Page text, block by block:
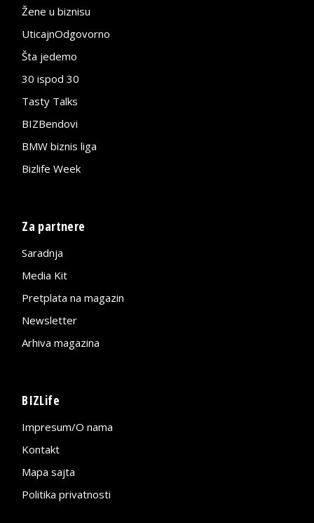
Žene u biznisu
UticajnOdgovorno
Šta jedemo
30 ispod 30
Tasty Talks
BIZBendovi
BMW biznis liga
Bizlife Week
Za partnere
Saradnja
Media Kit
Pretplata na magazin
Newsletter
Arhiva magazina
BIZLife
Impresum/O nama
Kontakt
Mapa sajta
Politika privatnosti